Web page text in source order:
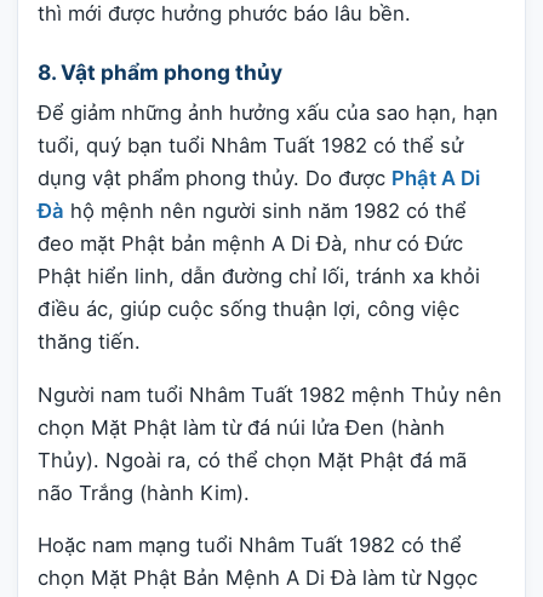
thì mới được hưởng phước báo lâu bền.
8. Vật phẩm phong thủy
Để giảm những ảnh hưởng xấu của sao hạn, hạn
tuổi, quý bạn tuổi Nhâm Tuất 1982 có thể sử
dụng vật phẩm phong thủy. Do được Phật A Di
Đà hộ mệnh nên người sinh năm 1982 có thể
đeo mặt Phật bản mệnh A Di Đà, như có Đức
Phật hiển linh, dẫn đường chỉ lối, tránh xa khỏi
điều ác, giúp cuộc sống thuận lợi, công việc
thăng tiến.
Người nam tuổi Nhâm Tuất 1982 mệnh Thủy nên
chọn Mặt Phật làm từ đá núi lửa Đen (hành
Thủy). Ngoài ra, có thể chọn Mặt Phật đá mã
não Trắng (hành Kim).
Hoặc nam mạng tuổi Nhâm Tuất 1982 có thể
chọn Mặt Phật Bản Mệnh A Di Đà làm từ Ngọc